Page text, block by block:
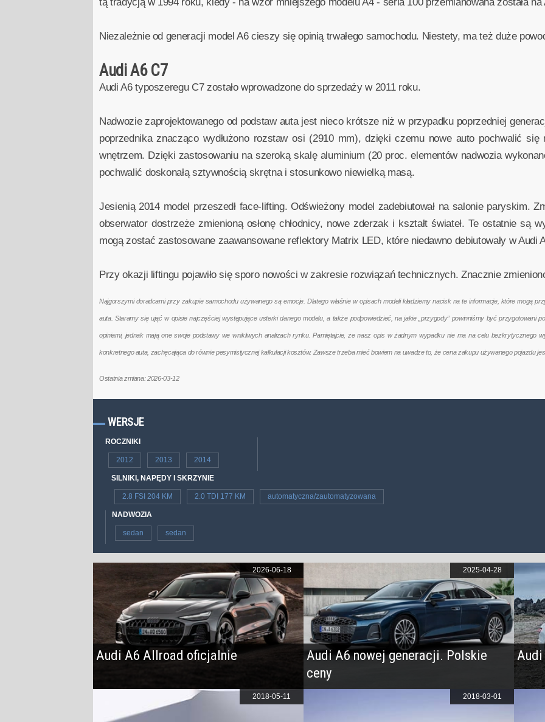
Niezależnie od generacji model A6 cieszy się opinią trwałego samochodu. Niestety, ma też duże
Audi A6 C7
Audi A6 typoszeregu C7 zostało wprowadzone do sprzedaży w 2011 roku.
Nadwozie zaprojektowanego od podstaw auta jest nieco krótsze niż w przypadku poprzedniej
poprzednika znacząco wydłużono rozstaw osi (2910 mm), dzięki czemu nowe auto pochwalić się
wnętrzem. Dzięki zastosowaniu na szeroką skalę aluminium (20 proc. elementów nadwozia
pochwalić doskonałą sztywnością skrętna i stosunkowo niewielką masą.
Jesienią 2014 model przeszedł face-lifting. Odświeżony model zadebiutował na salonie paryskim.
obserwator dostrzeże zmienioną osłonę chłodnicy, nowe zderzak i kształt świateł. Te ostatnie są
mogą zostać zastosowane zaawansowane reflektory Matrix LED, które niedawno debiutowały w Audi
Przy okazji liftingu pojawiło się sporo nowości w zakresie rozwiązań technicznych. Znacznie
Najgorszymi doradcami przy zakupie samochodu używanego są emocje. Dlatego właśnie w opisach modeli kładziemy nacisk na te informacje, które mogą
auta. Staramy się ująć w opisie najczęściej występujące usterki danego modelu, a także podpowiedzieć, na jakie „przygody” powinniśmy być
opiniami, jednak mają one swoje podstawy we wnikliwych analizach rynku. Pamiętajcie, że nasz opis w żadnym wypadku nie ma na celu bezkrytycznego
konkretnego auta, zachęcająca do równie pesymistycznej kalkulacji kosztów. Zawsze trzeba mieć bowiem na uwadze to, że cena zakupu używanego pojazdu
Ostatnia zmiana: 2026-03-12
WERSJE
ROCZNIKI
2012 2013 2014
SILNIKI, NAPĘDY I SKRZYNIE
2.8 FSI 204 KM 2.0 TDI 177 KM automatyczna/zautomatyzowana
NADWOZIA
sedan sedan
Audi A6 Allroad oficjalnie
2026-06-18
Audi A6 nowej generacji. Polskie
ceny
2025-04-28
Audi
2018-05-11 2018-03-01